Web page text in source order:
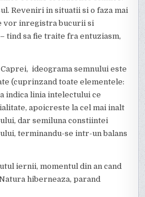
Reveniri in situatii si o faza mai
vor inregistra bucurii si
tind sa fie traite fra entuziasm,
ideograma semnului este
(cuprinzand toate elementele:
indica linia intelectului ce
apoicreste la cel mai inalt
dar semiluna constiintei
terminandu-se intr-un balans
iernii, momentul din an cand
hiberneaza, parand